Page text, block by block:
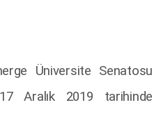
Üniversite Senatosu
17 Aralık 2019 tarihinde